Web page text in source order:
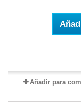
Añadir para